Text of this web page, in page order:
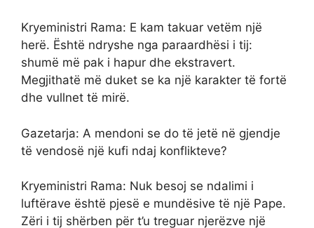
Kryeministri Rama: E kam takuar vetëm një
herë. Është ndryshe nga paraardhësi i tij:
shumë më pak i hapur dhe ekstravert.
Megjithatë më duket se ka një karakter të fortë
dhe vullnet të mirë.
Gazetarja: A mendoni se do të jetë në gjendje
të vendosë një kufi ndaj konflikteve?
Kryeministri Rama: Nuk besoj se ndalimi i
luftërave është pjesë e mundësive të një Pape.
Zëri i tij shërben për t’u treguar njerëzve një